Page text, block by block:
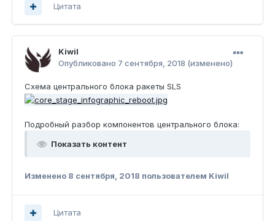
Цитата
Kiwil
Опубликовано 7 сентября, 2018 (изменено)
Схема центрального блока ракеты SLS
Подробный разбор компонентов центрального блока:
Показать контент
Изменено 8 сентября, 2018 пользователем Kiwil
Цитата